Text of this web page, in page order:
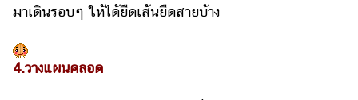
สัตว์
Infographic
มาเดินรอบๆ ให้ได้ยืดเส้นยืดสายบ้าง
4.วางแผนคลอด